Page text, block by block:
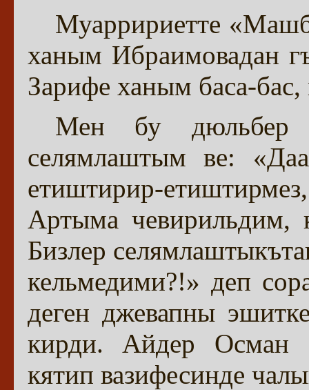
Муарририетте
ханым Ибраимовадан
Зарифе ханым баса-
Мен бу дюльбер
селямлаштым ве:
етиштирир-
Артыма
Бизлер
кельмедими?!» деп
деген джевапны
кирди. Айдер Осман
кятип вазифесинде